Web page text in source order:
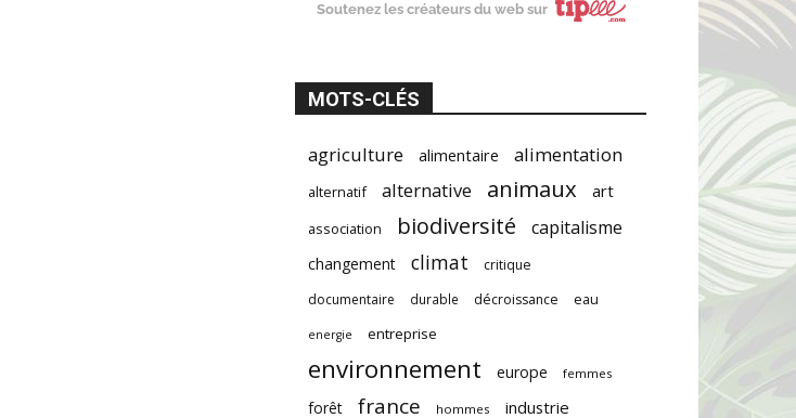
Soutenez les créateurs du web sur
MOTS-CLÉS
agriculture alimentaire alimentation
alternatif alternative animaux art
association biodiversité capitalisme
changement climat
critique
documentaire
durable décroissance eau
energie entreprise
environnement europe femmes
forêt france hommes industrie